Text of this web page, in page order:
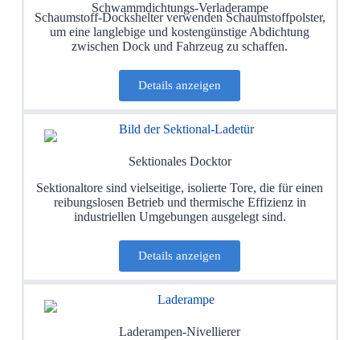
Schwammdichtungs-Verladerampe
Schaumstoff-Dockshelter verwenden Schaumstoffpolster,
um eine langlebige und kostengünstige Abdichtung
zwischen Dock und Fahrzeug zu schaffen.
Details anzeigen
Sektionales Docktor
Sektionaltore sind vielseitige, isolierte Tore, die für einen
reibungslosen Betrieb und thermische Effizienz in
industriellen Umgebungen ausgelegt sind.
Details anzeigen
Laderampen-Nivellierer